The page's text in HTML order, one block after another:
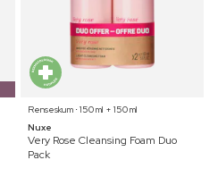
Renseskum ⋅ 150 ml + 150 ml
Nuxe
Very Rose Cleansing Foam Duo
Pack